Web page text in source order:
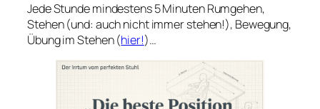
Jede Stunde mindestens 5 Minuten Rumgehen,
Stehen (und: auch nicht immer stehen!), Bewegung,
Übung im Stehen (hier!)…